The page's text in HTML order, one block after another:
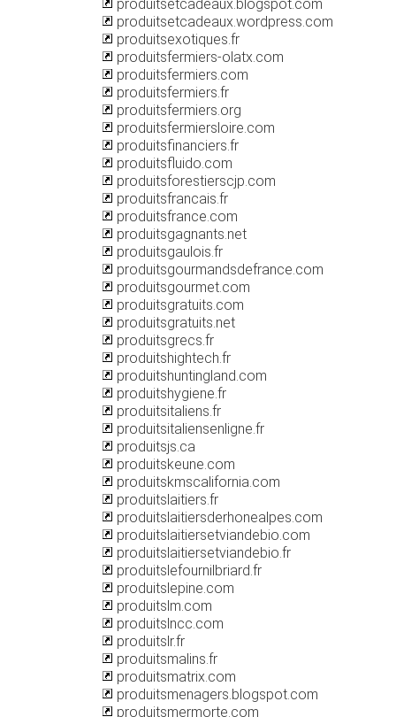
produitsetcadeaux.blogspot.com
produitsetcadeaux.wordpress.com
produitsexotiques.fr
produitsfermiers-olatx.com
produitsfermiers.com
produitsfermiers.fr
produitsfermiers.org
produitsfermiersloire.com
produitsfinanciers.fr
produitsfluido.com
produitsforestierscjp.com
produitsfrancais.fr
produitsfrance.com
produitsgagnants.net
produitsgaulois.fr
produitsgourmandsdefrance.com
produitsgourmet.com
produitsgratuits.com
produitsgratuits.net
produitsgrecs.fr
produitshightech.fr
produitshuntingland.com
produitshygiene.fr
produitsitaliens.fr
produitsitaliensenligne.fr
produitsjs.ca
produitskeune.com
produitskmscalifornia.com
produitslaitiers.fr
produitslaitiersderhonealpes.com
produitslaitiersetviandebio.com
produitslaitiersetviandebio.fr
produitslefournilbriard.fr
produitslepine.com
produitslm.com
produitslncc.com
produitslr.fr
produitsmalins.fr
produitsmatrix.com
produitsmenagers.blogspot.com
produitsmermorte.com